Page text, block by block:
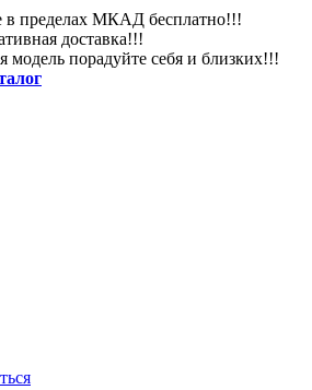
в пределах МКАД бесплатно!!!
доставка!!!
модель порадуйте себя и близких!!!